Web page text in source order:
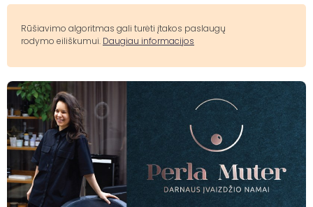
Rūšiavimo algoritmas gali turėti įtakos paslaugų
rodymo eiliškumui. Daugiau informacijos